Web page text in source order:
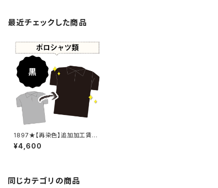
最近チェックした商品
1897★【再染色】追加加工賃・
黒染め
¥4,600
同じカテゴリの商品